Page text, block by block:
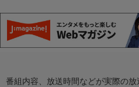
番組内容、放送時間などが実際の